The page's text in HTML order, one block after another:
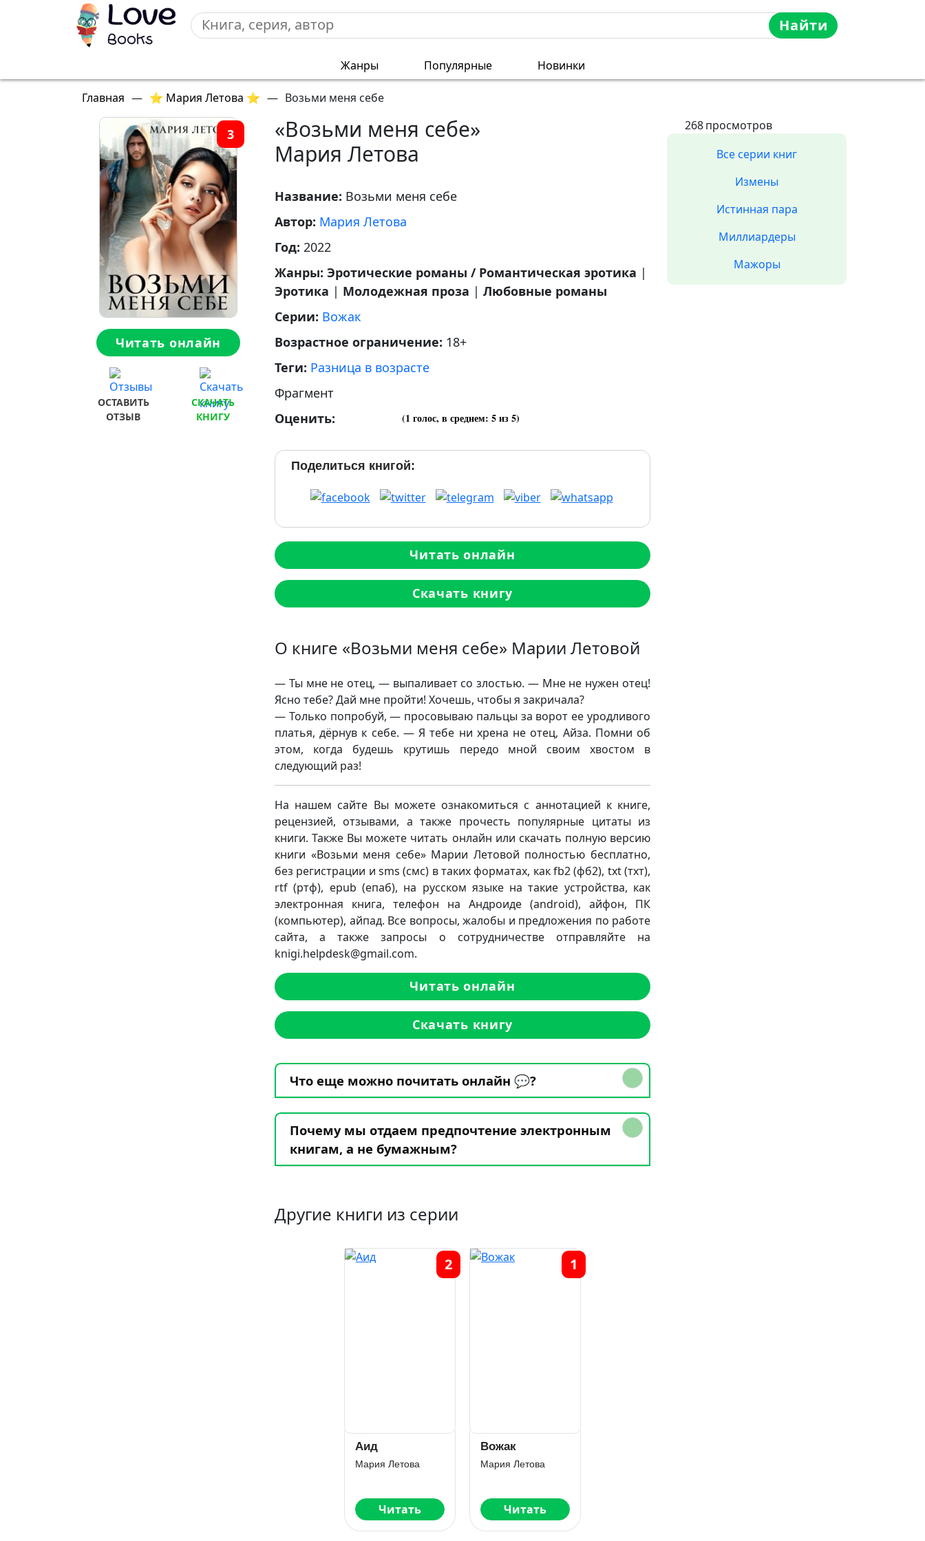
Найти
Жанры Популярные Новинки
Главная — ⭐ Мария Летова ⭐ — Возьми меня себе
3
Читать онлайн
ОСТАВИТЬ
ОТЗЫВ
СКАЧАТЬ
КНИГУ
«Возьми меня себе»
Мария Летова
Название: Возьми меня себе
Автор: Мария Летова
Год: 2022
Жанры: Эротические романы / Романтическая эротика |
Эротика | Молодежная проза | Любовные романы
Серии: Вожак
Возрастное ограничение: 18+
Теги: Разница в возрасте
Фрагмент
Оценить:
(1 голос, в среднем: 5из 5)
Поделиться книгой:
Читать онлайн
Скачать книгу
О книге «Возьми меня себе» Марии Летовой
— Ты мне не отец, — выпаливает со злостью. — Мне не нужен отец!
Ясно тебе? Дай мне пройти! Хочешь, чтобы я закричала?
— Только попробуй, — просовываю пальцы за ворот ее уродливого
платья, дёрнув к себе. — Я тебе ни хрена не отец, Айза. Помни об
этом, когда будешь крутишь передо мной своим хвостом в
следующий раз!
На нашем сайте Вы можете ознакомиться с аннотацией к книге,
рецензией, отзывами, а также прочесть популярные цитаты из
книги. Также Вы можете читать онлайн или скачать полную версию
книги «Возьми меня себе» Марии Летовой полностью бесплатно,
без регистрации и sms (смс) в таких форматах, как fb2 (фб2), txt (тхт),
rtf (ртф), epub (епаб), на русском языке на такие устройства, как
электронная книга, телефон на Андроиде (android), айфон, ПК
(компьютер), айпад. Все вопросы, жалобы и предложения по работе
сайта, а также запросы о сотрудничестве отправляйте на
knigi.helpdesk@gmail.com.
Читать онлайн
Скачать книгу
Что еще можно почитать онлайн 💬?
Почему мы отдаем предпочтение электронным
книгам, а не бумажным?
Другие книги из серии
Аид
Мария Летова
Читать
2
Вожак
Мария Летова
Читать
1
268просмотров
Все серии книг
Измены
Истинная пара
Миллиардеры
Мажоры